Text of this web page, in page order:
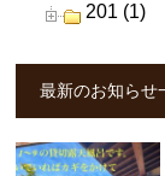
201 (1)
最新のお知らせ